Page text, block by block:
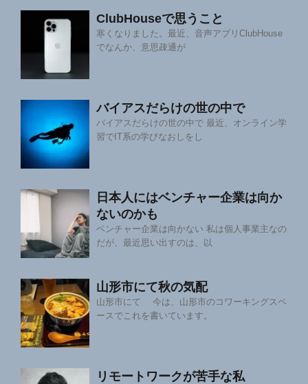
ClubHouseで思うこと
寒くなりました。最近、音声アプリClubHouse
でなんか、意思疎通が
バイアスだらけの世の中で
バイアスだらけの世の中で 最近、オンライン学
習でIT系の学びなおしをし
日本人にはベンチャー企業は向か
ないのかも
ベンチャー企業は向かない 私は個人事業主なの
だが、最近思い出すのは、以
山形市にて秋の気配
山形市にて 今は、山形市のコワーキングスペ
ースでこれを書いています。
リモートワークが苦手な私